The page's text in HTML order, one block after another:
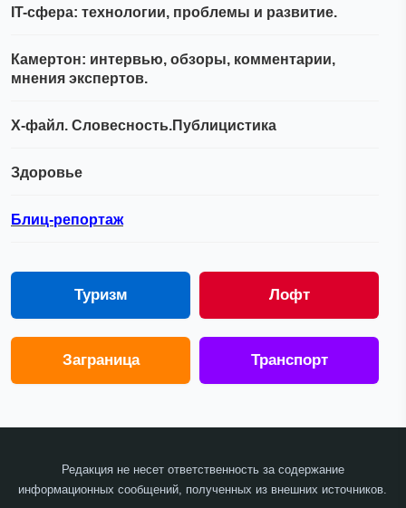
IT-сфера: технологии, проблемы и развитие.
Камертон: интервью, обзоры, комментарии,
мнения экспертов.
Х-файл. Словесность.Публицистика
Здоровье
Блиц-репортаж
Туризм Лофт
Заграница Транспорт
Редакция не несет ответственность за содержание
информационных сообщений, полученных из внешних источников.